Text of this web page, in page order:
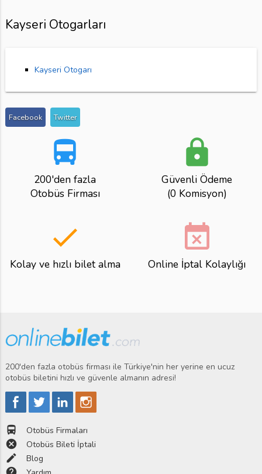
Kayseri Otogarları
Kayseri Otogarı
Facebook Twitter
directions_bus
200'den fazla
Otobüs Firması
lock
Güvenli Ödeme
(0 Komisyon)
done
Kolay ve hızlı bilet alma
event_busy
Online İptal Kolaylığı
200'den fazla otobüs firması ile Türkiye'nin her yerine en ucuz
otobüs biletini hızlı ve güvenle almanın adresi!
directions_bus Otobüs Firmaları
cancel Otobüs Bileti İptali
edit Blog